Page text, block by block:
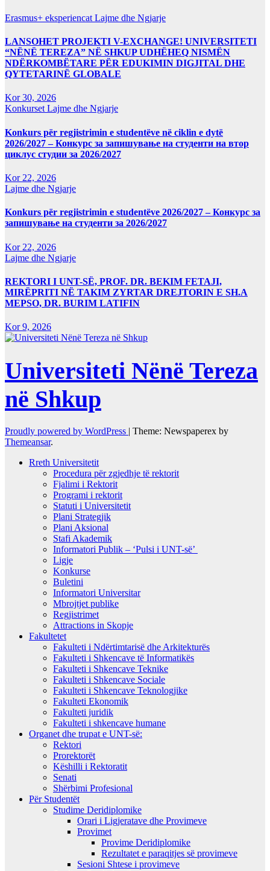
Erasmus+ eksperiencat Lajme dhe Ngjarje
LANSOHET PROJEKTI V-EXCHANGE! UNIVERSITETI
“NËNË TEREZA” NË SHKUP UDHËHEQ NISMËN
NDËRKOMBËTARE PËR EDUKIMIN DIGJITAL DHE
QYTETARINË GLOBALE
Kor 30, 2026
KonkursetLajme dhe Ngjarje
Konkurs për regjistrimin e studentëve në ciklin e dytë
2026/2027 – Конкурс за запишување на студенти на втор
циклус студии за 2026/2027
Kor 22, 2026
Lajme dhe Ngjarje
Konkurs për regjistrimin e studentëve 2026/2027 – Конкурс за
запишување на студенти за 2026/2027
Kor 22, 2026
Lajme dhe Ngjarje
REKTORI I UNT-SË, PROF. DR. BEKIM FETAJI,
MIRËPRITI NË TAKIM ZYRTAR DREJTORIN E SH.A
MEPSO, DR. BURIM LATIFIN
Kor 9, 2026
Universiteti Nënë Tereza
në Shkup
Proudly powered by WordPress | Theme: Newspaperex by
Themeansar.
Rreth Universitetit
Procedura për zgjedhje të rektorit
Fjalimi i Rektorit
Programi i rektorit
Statuti i Universitetit
Plani Strategjik
Plani Aksional
Stafi Akademik
Informatori Publik – ‘Pulsi i UNT-së’
Ligje
Konkurse
Buletini
Informatori Universitar
Mbrojtjet publike
Regjistrimet
Attractions in Skopje
Fakultetet
Fakulteti i Ndërtimtarisë dhe Arkitekturës
Fakulteti i Shkencave të Informatikës
Fakulteti i Shkencave Teknike
Fakulteti i Shkencave Sociale
Fakulteti i Shkencave Teknologjike
Fakulteti Ekonomik
Fakulteti juridik
Fakulteti i shkencave humane
Organet dhe trupat e UNT-së:
Rektori
Prorektorët
Këshilli i Rektoratit
Senati
Shërbimi Profesional
Për Studentët
Studime Deridiplomike
Orari i Ligjeratave dhe Provimeve
Provimet
Provime Deridiplomike
Rezultatet e paraqitjes së provimeve
Sesioni Shtese i provimeve